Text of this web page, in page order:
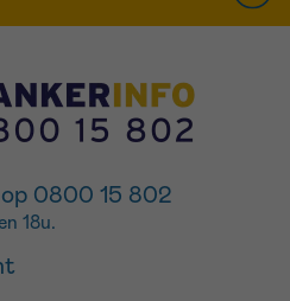
0800 15 802
18u.